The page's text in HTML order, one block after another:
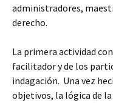
administradores,
derecho.
La primera actividad
facilitador y de los
indagación. Una vez
objetivos, la lógica de